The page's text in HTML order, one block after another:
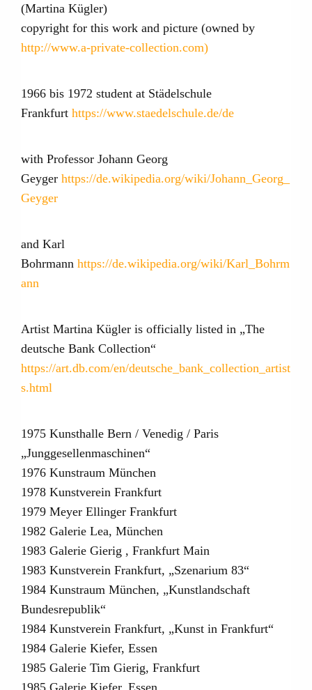
(Martina Kügler)
copyright for this work and picture (owned by
http://www.a-private-collection.com)
1966 bis 1972 student at Städelschule
Frankfurt https://www.staedelschule.de/de
with Professor Johann Georg
Geyger https://de.wikipedia.org/wiki/Johann_Georg_
Geyger
and Karl
Bohrmann https://de.wikipedia.org/wiki/Karl_Bohrm
ann
Artist Martina Kügler is officially listed in „The
deutsche Bank Collection“
https://art.db.com/en/deutsche_bank_collection_artist
s.html
1975 Kunsthalle Bern / Venedig / Paris
„Junggesellenmaschinen“
1976 Kunstraum München
1978 Kunstverein Frankfurt
1979 Meyer Ellinger Frankfurt
1982 Galerie Lea, München
1983 Galerie Gierig , Frankfurt Main
1983 Kunstverein Frankfurt, „Szenarium 83“
1984 Kunstraum München, „Kunstlandschaft
Bundesrepublik“
1984 Kunstverein Frankfurt, „Kunst in Frankfurt“
1984 Galerie Kiefer, Essen
1985 Galerie Tim Gierig, Frankfurt
1985 Galerie Kiefer, Essen